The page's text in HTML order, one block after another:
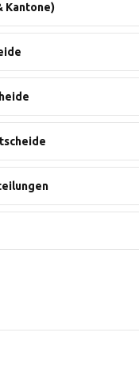
Kantone)